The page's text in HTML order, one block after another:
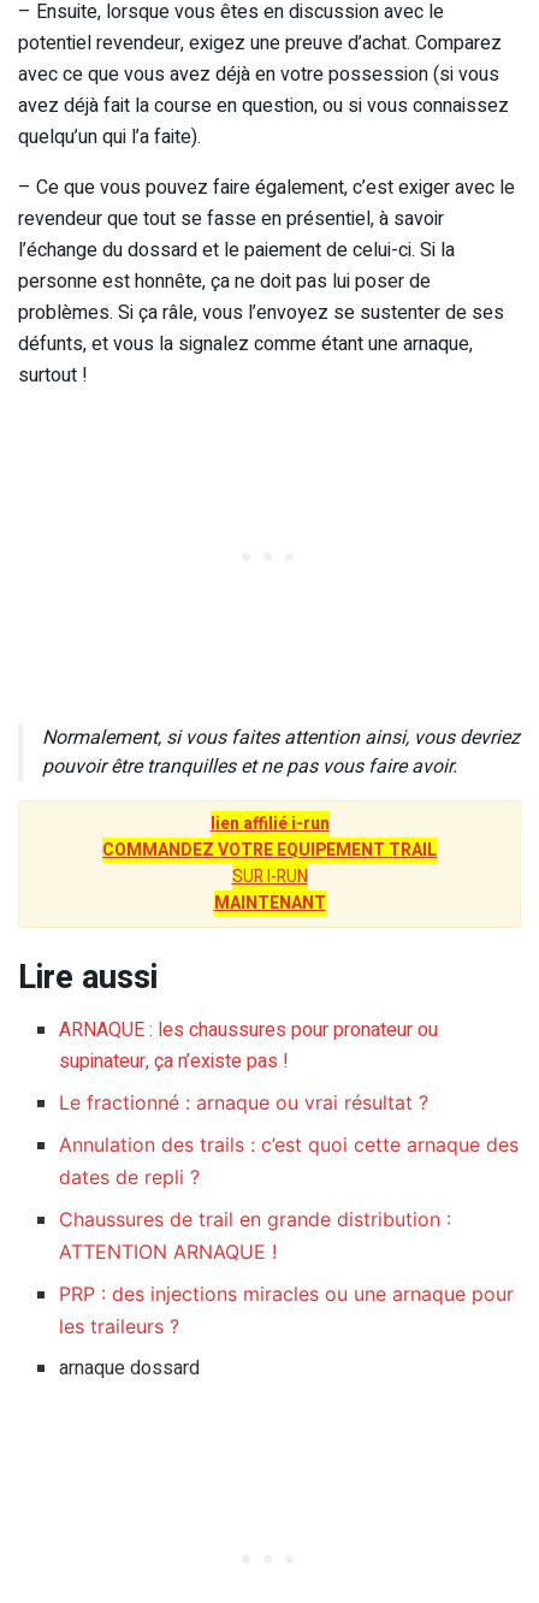
– Ensuite, lorsque vous êtes en discussion avec le
potentiel revendeur, exigez une preuve d’achat. Comparez
avec ce que vous avez déjà en votre possession (si vous
avez déjà fait la course en question, ou si vous connaissez
quelqu’un qui l’a faite).
– Ce que vous pouvez faire également, c’est exiger avec le
revendeur que tout se fasse en présentiel, à savoir
l’échange du dossard et le paiement de celui-ci. Si la
personne est honnête, ça ne doit pas lui poser de
problèmes. Si ça râle, vous l’envoyez se sustenter de ses
défunts, et vous la signalez comme étant une arnaque,
surtout !
Normalement, si vous faites attention ainsi, vous devriez
pouvoir être tranquilles et ne pas vous faire avoir.
lien affilié i-run
COMMANDEZ VOTRE EQUIPEMENT TRAIL
SUR I-RUN
MAINTENANT
Lire aussi
ARNAQUE : les chaussures pour pronateur ou
supinateur, ça n’existe pas !
Le fractionné : arnaque ou vrai résultat ?
Annulation des trails : c’est quoi cette arnaque des
dates de repli ?
Chaussures de trail en grande distribution :
ATTENTION ARNAQUE !
PRP : des injections miracles ou une arnaque pour
les traileurs ?
arnaque dossard